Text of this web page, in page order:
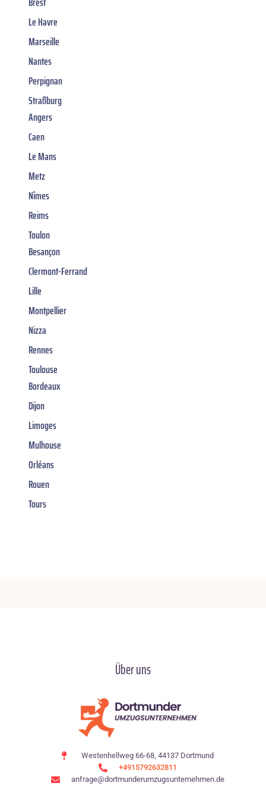
Le Havre
Marseille
Nantes
Perpignan
Straßburg
Angers
Caen
Le Mans
Metz
Nîmes
Reims
Toulon
Besançon
Clermont-Ferrand
Lille
Montpellier
Nizza
Rennes
Toulouse
Bordeaux
Dijon
Limoges
Mulhouse
Orléans
Rouen
Tours
Über uns
Westenhellweg 66-68, 44137 Dortmund
+4915792632811
anfrage@dortmunderumzugsunternehmen.de